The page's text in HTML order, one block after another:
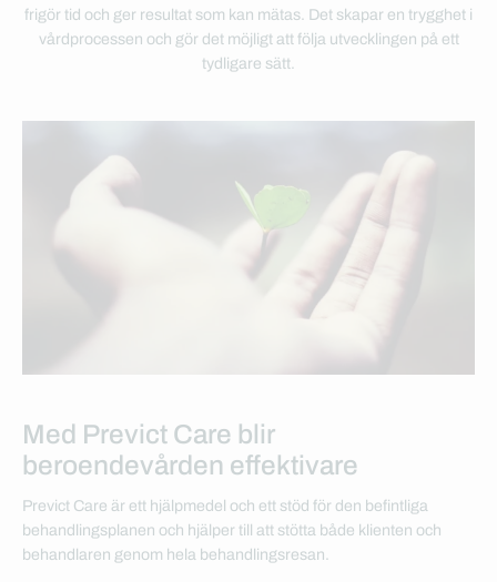
frigör tid och ger resultat som kan mätas. Det skapar en trygghet i
vårdprocessen och gör det möjligt att följa utvecklingen på ett
tydligare sätt.
Med Previct Care blir
beroendevården effektivare
Previct Care är ett hjälpmedel och ett stöd för den befintliga
behandlingsplanen och hjälper till att stötta både klienten och
behandlaren genom hela behandlingsresan.